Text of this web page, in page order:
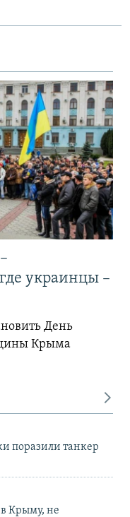
украинцы –
День
Крыма
поразили танкер
Крыму, не